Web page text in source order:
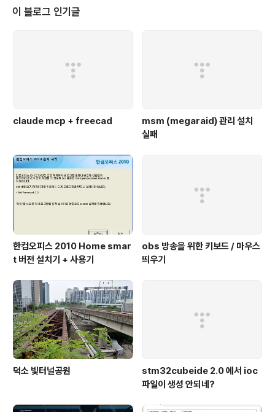
을 보면 어떻게 될 듯 하고, 문제는 Scintilla 에서 선언된 것들을 끌어 오는 문제
인데..
이 블로그 인기글
claude mcp + freecad
msm (megaraid) 관리 설치
실패
한컴오피스 2010 Home smar
t 버전 설치기 + 사용기
obs 방송을 위한 키보드 / 마우스
띄우기
덕소 빛터널공원
stm32cubeide 2.0 에서 ioc
파일이 생성 안되네?